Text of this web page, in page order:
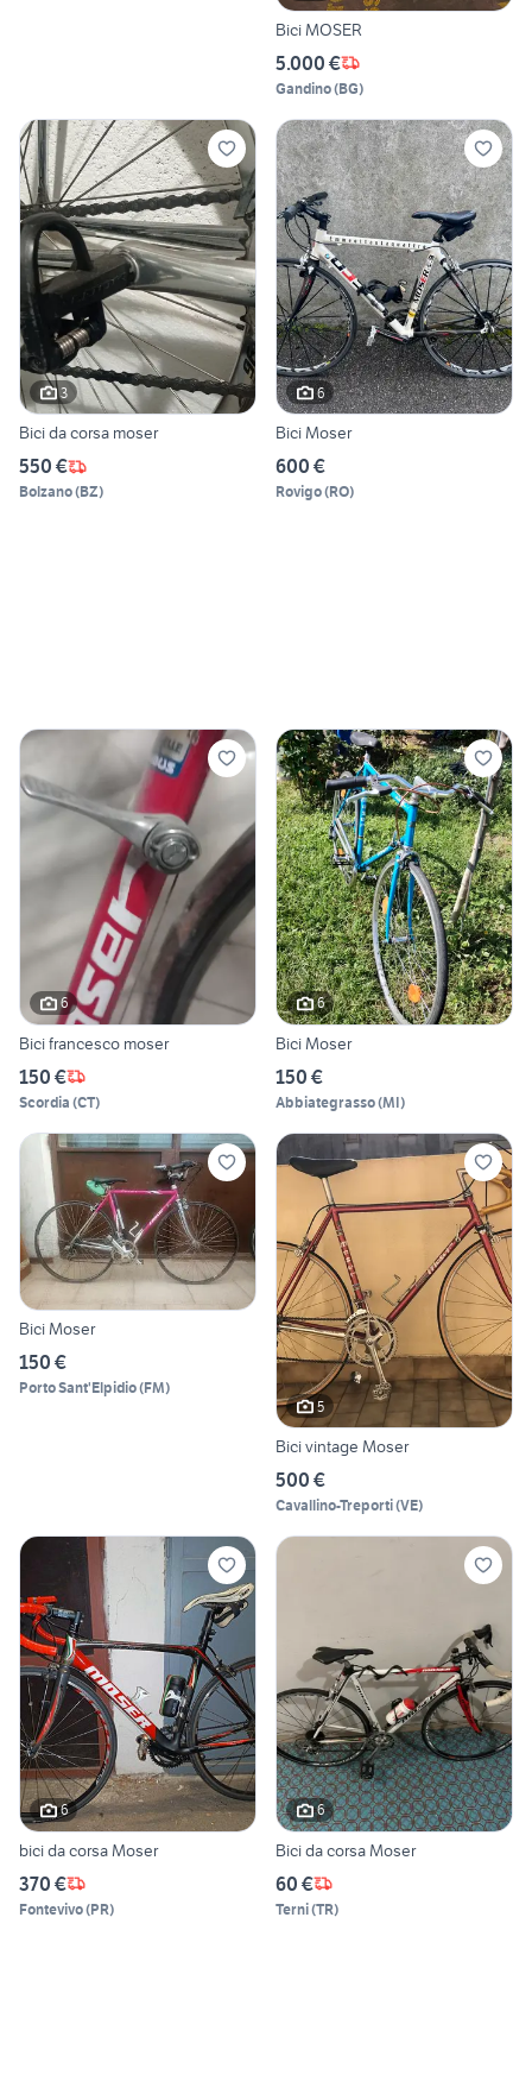
Bici MOSER
5.000 €
Gandino(BG)
3
Bici da corsa moser
550 €
Bolzano(BZ)
6
Bici Moser
600 €
Rovigo(RO)
6
Bici francesco moser
150 €
Scordia (CT)
6
Bici Moser
150 €
Abbiategrasso(MI)
Bici Moser
150 €
Porto Sant'Elpidio(FM)
5
Bici vintage Moser
500 €
Cavallino-Treporti(VE)
6
bici da corsa Moser
370 €
Fontevivo(PR)
6
Bici da corsa Moser
60 €
Terni(TR)